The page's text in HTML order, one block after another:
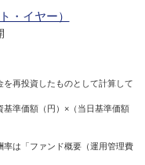
・イヤー）
再投資したものとして計算して
準価額（円）×（当日基準価額
は「ファンド概要（運用管理費